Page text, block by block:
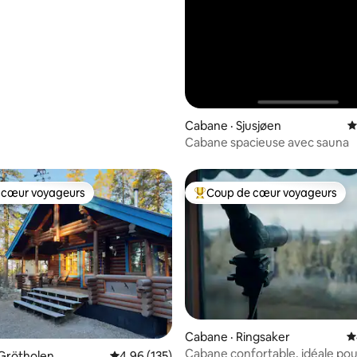
Cabane · Sjusjøen
Cabane spacieuse avec sauna
cœur voyageurs
voyageurs Coup de cœur voyageurs
Coup de cœur voyageurs
Cabane · Ringsaker
Cabane confortable, idéale